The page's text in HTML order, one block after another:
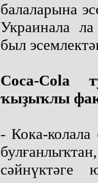
балаларына
Украинала
был
Coca-Cola
ҡыҙыҡлы
- Кока-
сәйнүктәге